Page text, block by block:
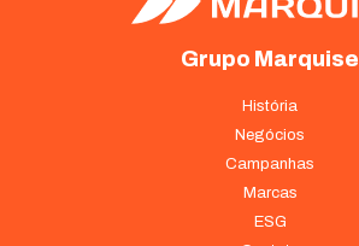
Grupo Marquise
História
Negócios
Campanhas
Marcas
ESG